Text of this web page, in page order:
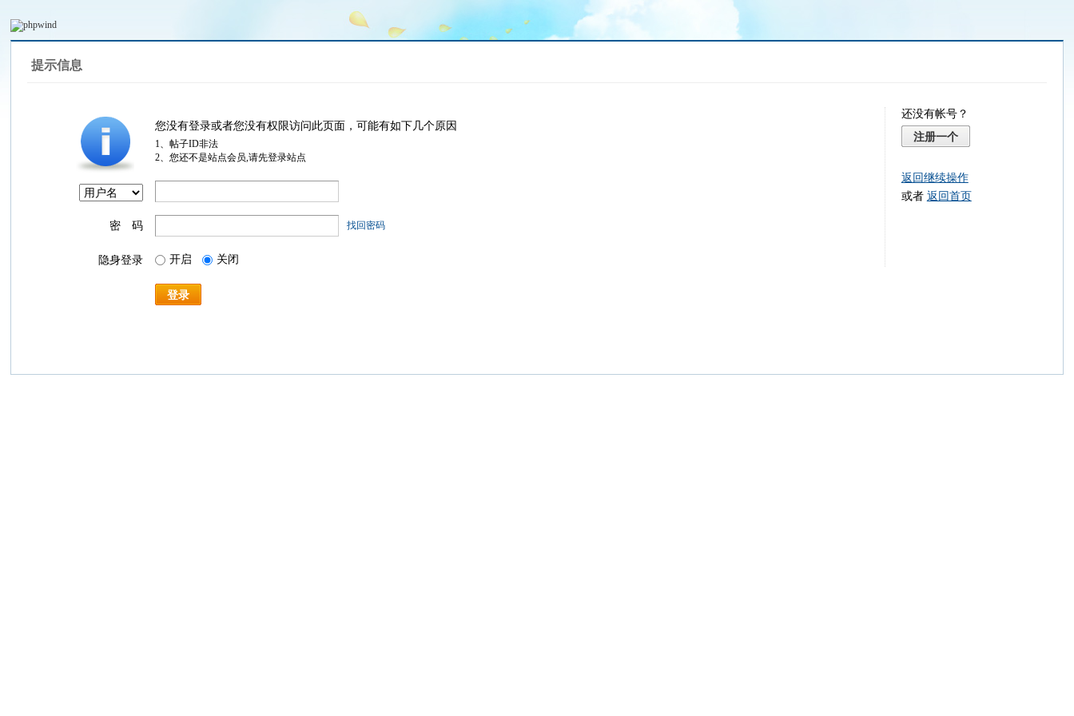
提示信息
您没有登录或者您没有权限访问此页面，可能有如下几个原因
1、帖子ID非法
2、您还不是站点会员,请先登录站点
密 码 找回密码
隐身登录 开启 关闭
登录
还没有帐号？
注册一个
返回继续操作
或者 返回首页